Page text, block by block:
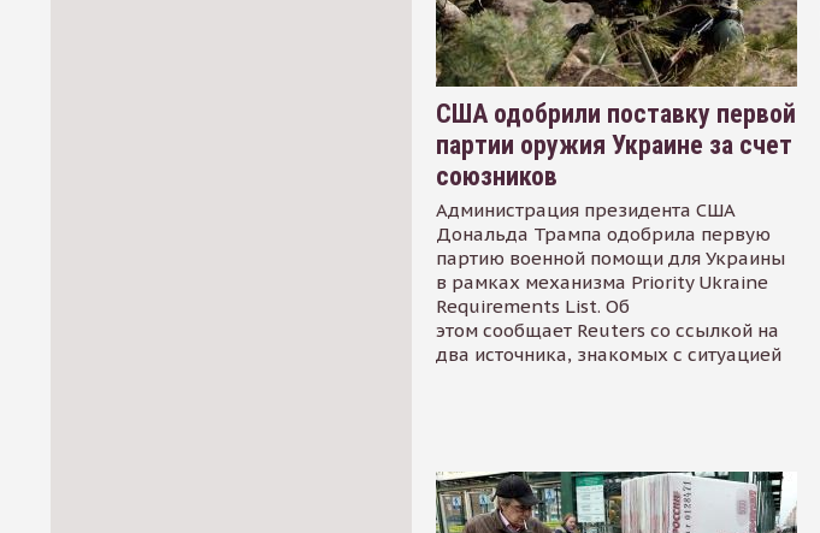
США одобрили поставку первой
партии оружия Украине за счет
союзников
Администрация президента США
Дональда Трампа одобрила первую
партию военной помощи для Украины
в рамках механизма Priority Ukraine
Requirements List. Об
этом сообщает Reuters со ссылкой на
два источника, знакомых с ситуацией